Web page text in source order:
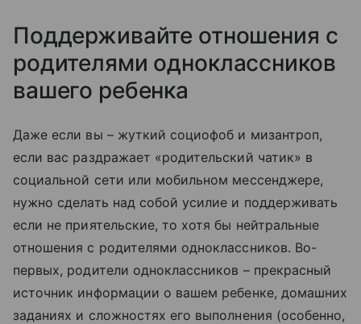
Поддерживайте отношения с
родителями одноклассников
вашего ребенка
Даже если вы – жуткий социофоб и мизантроп,
если вас раздражает «родительский чатик» в
социальной сети или мобильном мессенджере,
нужно сделать над собой усилие и поддерживать
если не приятельские, то хотя бы нейтральные
отношения с родителями одноклассников. Во-
первых, родители одноклассников – прекрасный
источник информации о вашем ребенке, домашних
заданиях и сложностях его выполнения (особенно,